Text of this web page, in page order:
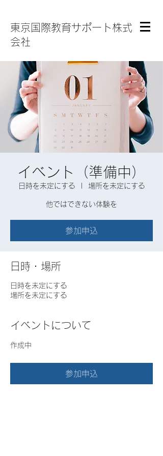
東京国際教育サポート株式
会社
イベント（準備中）
日時を未定にする 場所を未定にする
他ではできない体験を
参加申込
日時・場所
日時を未定にする
場所を未定にする
イベントについて
作成中
参加申込